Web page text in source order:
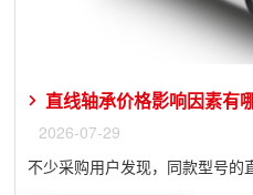
直线轴承价格影响因素有
2026-07-29
不少采购用户发现，同款型号的